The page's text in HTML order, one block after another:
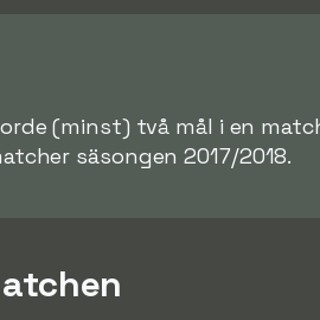
(minst) två mål i en
säsongen 2017/2018.